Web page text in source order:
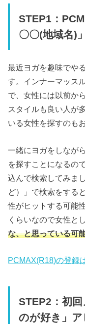
STEP1：
〇〇(地域名)
最近ヨガを趣味でや
す。インナーマッス
で、女性には以前か
スタイルも良い人が
いる女性を探すのも
一緒にヨガをしなが
を探すことになるの
込んで検索してみま
ど）」で検索をする
性がヒットする可能
くらいなので女性と
な、と思っている可
PCMAX(R18)の登録
STEP2：初
のが好き」